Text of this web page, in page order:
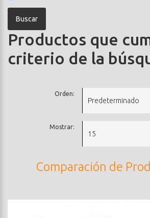
Productos que
criterio de la
Orden:
Predeterminado
Mostrar:
15
Comparación de